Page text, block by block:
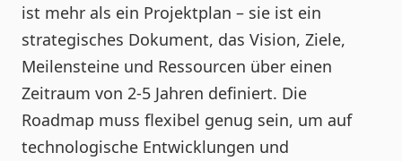
ist mehr als ein Projektplan – sie ist ein
strategisches Dokument, das Vision, Ziele,
Meilensteine und Ressourcen über einen
Zeitraum von 2-5 Jahren definiert. Die
Roadmap muss flexibel genug sein, um auf
technologische Entwicklungen und